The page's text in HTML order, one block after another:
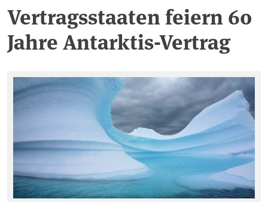
Vertragsstaaten feiern 60
Jahre Antarktis-Vertrag